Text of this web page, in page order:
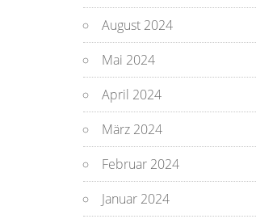
August 2024
Mai 2024
April 2024
März 2024
Februar 2024
Januar 2024